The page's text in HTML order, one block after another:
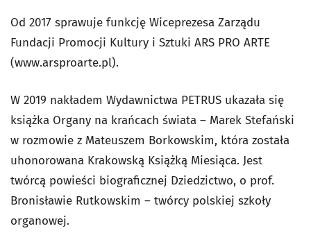
Od 2017 sprawuje funkcję Wiceprezesa Zarządu
Fundacji Promocji Kultury i Sztuki ARS PRO ARTE
(www.arsproarte.pl).
W 2019 nakładem Wydawnictwa PETRUS ukazała się
książka Organy na krańcach świata – Marek Stefański
w rozmowie z Mateuszem Borkowskim, która została
uhonorowana Krakowską Książką Miesiąca. Jest
twórcą powieści biograficznej Dziedzictwo, o prof.
Bronisławie Rutkowskim – twórcy polskiej szkoły
organowej.